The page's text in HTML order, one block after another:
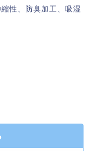
性、防臭加工、吸湿